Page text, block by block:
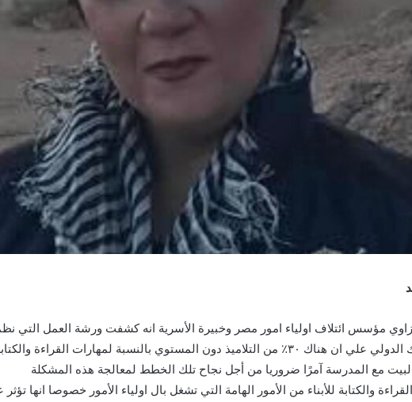
مؤسس ائتلاف اولياء امور مصر وخبيرة الأسرية انه كشفت ورشة العمل التي
التلاميذ دون المستوي بالنسبة لمهارات القراءة والكتابة
مع المدرسة آمرًا ضروريا من أجل نجاح تلك الخطط لمعالجة هذه المشكلة
والكتابة للأبناء من الأمور الهامة التي تشغل بال اولياء الأمور خصوصا انها